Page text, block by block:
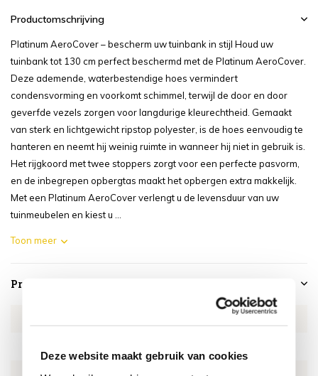
Deze website maakt gebruik van cookies
Productomschrijving
Platinum AeroCover – bescherm uw tuinbank in stijl Houd uw
tuinbank tot 130 cm perfect beschermd met de Platinum AeroCover.
Deze ademende, waterbestendige hoes vermindert
condensvorming en voorkomt schimmel, terwijl de door en door
geverfde vezels zorgen voor langdurige kleurechtheid. Gemaakt
van sterk en lichtgewicht ripstop polyester, is de hoes eenvoudig te
hanteren en neemt hij weinig ruimte in wanneer hij niet in gebruik is.
Het rijgkoord met twee stoppers zorgt voor een perfecte pasvorm,
en de inbegrepen opbergtas maakt het opbergen extra makkelijk.
Met een Platinum AeroCover verlengt u de levensduur van uw
tuinmeubelen en kiest u ...
Toon meer
Productspecificaties